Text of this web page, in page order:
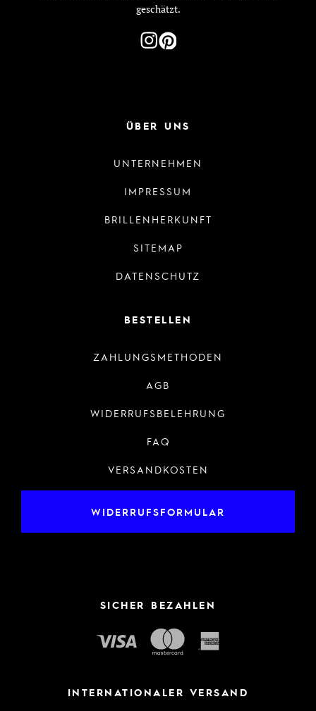
geschätzt.
ÜBER UNS
UNTERNEHMEN
IMPRESSUM
BRILLENHERKUNFT
SITEMAP
DATENSCHUTZ
BESTELLEN
ZAHLUNGSMETHODEN
AGB
WIDERRUFSBELEHRUNG
FAQ
VERSANDKOSTEN
WIDERRUFSFORMULAR
SICHER BEZAHLEN
INTERNATIONALER VERSAND